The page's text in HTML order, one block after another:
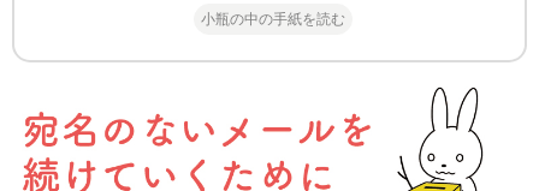
小瓶の中の手紙を読む